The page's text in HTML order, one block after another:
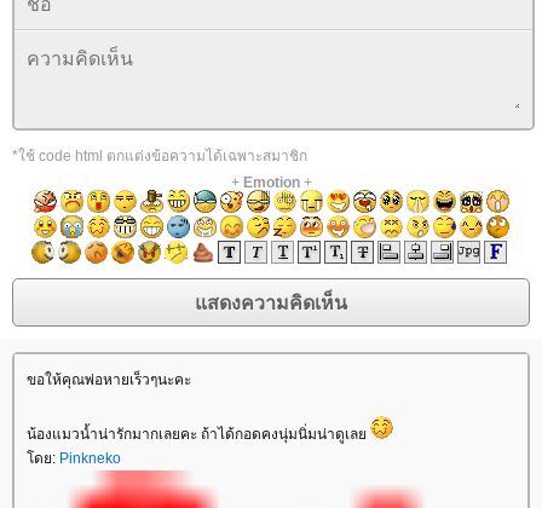
*ใช้ code html ตกแต่งข้อความได้เฉพาะสมาชิก
+ Emotion+
ขอให้คุณพ่อหายเร็วๆนะคะ
น้องแมวน้ำน่ารักมากเลยคะ ถ้าได้กอดคงนุ่มนิ่มน่าดูเล
ดย: Pinkneko